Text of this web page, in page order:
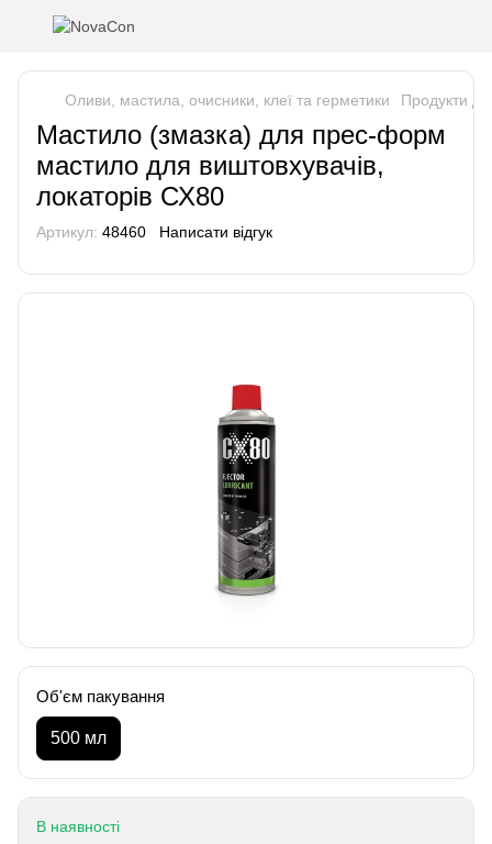
Оливи, мастила, очисники, клеї та герметики Продукти
Мастило (змазка) для прес-форм
мастило для виштовхувачів,
локаторів СХ80
Артикул: 48460 Написати відгук
Об'єм пакування
500 мл
В наявності